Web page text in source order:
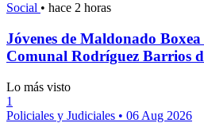
Social • hace 2 horas
Jóvenes de Maldonado
Comunal Rodríguez Barrios
Lo más visto
1
Policiales y Judiciales • 06 Aug 2026